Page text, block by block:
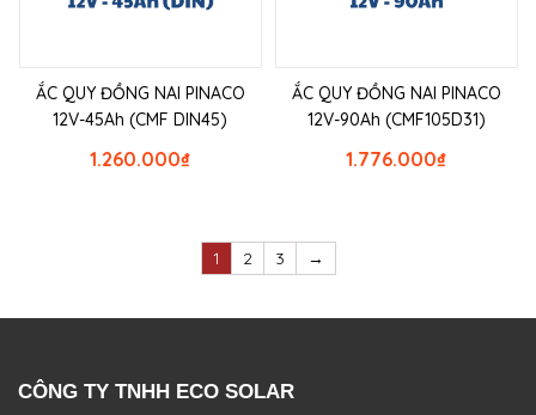
ẮC QUY ĐỒNG NAI PINACO
12V-45Ah (CMF DIN45)
₫
1.260.000
ẮC QUY ĐỒNG NAI PINACO
12V-90Ah (CMF105D31)
₫
1.776.000
1 2 3 →
CÔNG TY TNHH ECO SOLAR